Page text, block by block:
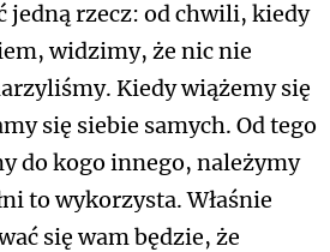
jedną rzecz: od chwili, kiedy
widzimy, że nic nie
Kiedy wiążemy się
się siebie samych. Od tego
do kogo innego, należymy
to wykorzysta. Właśnie
się wam będzie, że